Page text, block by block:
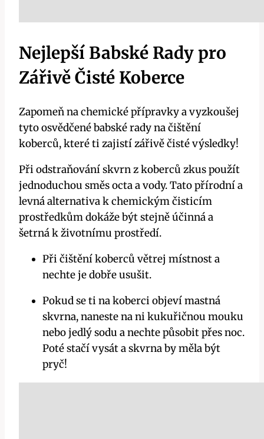
Nejlepší Babské Rady pro
Zářivě Čisté Koberce
Zapomeň na chemické přípravky a vyzkoušej
tyto osvědčené babské rady na čištění
koberců, které ti zajistí zářivě čisté výsledky!
Při odstraňování skvrn z koberců zkus použít
jednoduchou směs octa a vody. Tato přírodní a
levná alternativa k chemickým čisticím
prostředkům dokáže být stejně účinná a
šetrná k životnímu prostředí.
Při čištění koberců větrej místnost a
nechte je dobře usušit.
Pokud se ti na koberci objeví mastná
skvrna, naneste na ni kukuřičnou mouku
nebo jedlý sodu a nechte působit přes noc.
Poté stačí vysát a skvrna by měla být
pryč!